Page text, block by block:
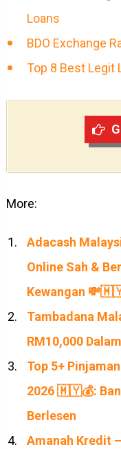
Loans
BDO Exchange
Top 8 Best Legit
More:
Adacash
Online Sah &
Kewangan
Tambadana
RM10,000
Top 5+
2026 🇲🇾💰:
Berlesen
Amanah Kredit